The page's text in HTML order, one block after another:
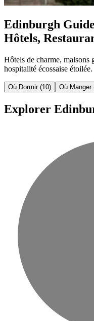
Edinburgh
Hôtels,
Hôtels de charme, maisons
hospitalité écossaise étoilée.
Où Dormir (10) Où Manger
Explorer